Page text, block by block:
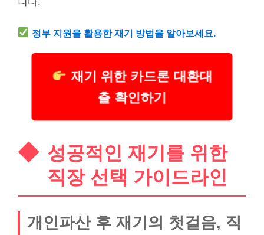
정부 지원을 활용한 재기 방법을 알아보세요.
재기 위한 카드론 대환대
출 확인하기
성공적인 재기를 위한
직장 선택 가이드라인
개인파산 후 재기의 첫걸음, 직